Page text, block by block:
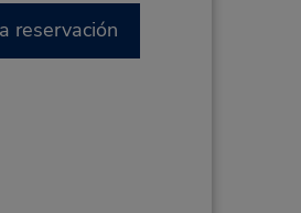
reservación